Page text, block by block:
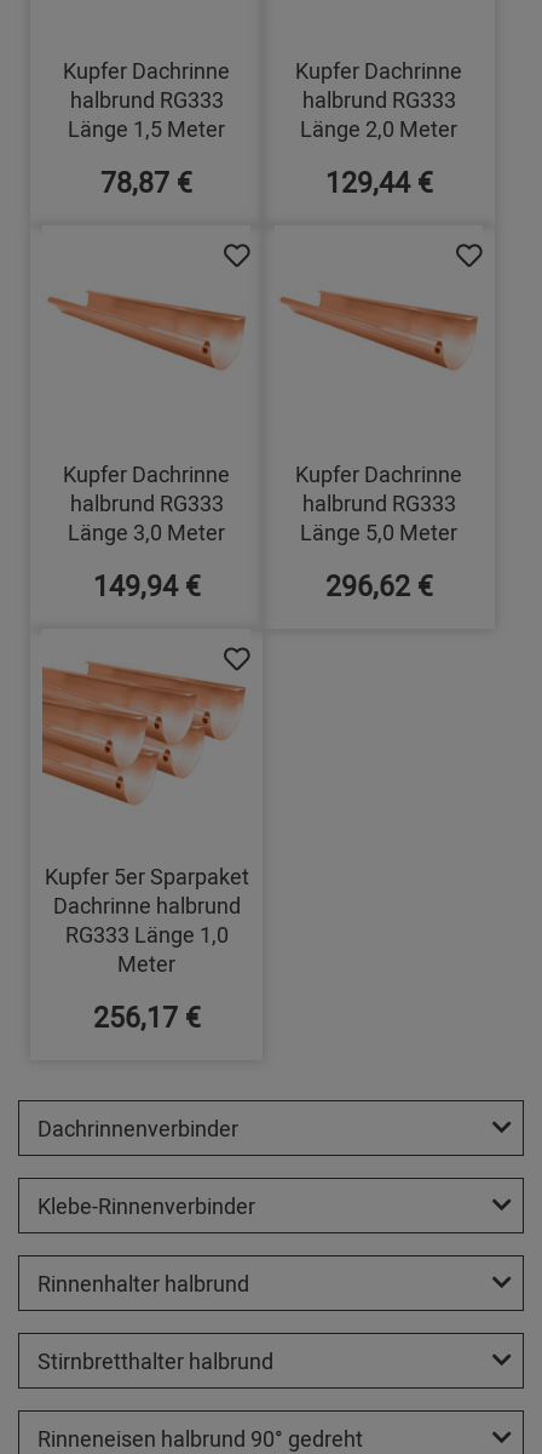
Kupfer Dachrinne
halbrund RG333
Länge 1,5 Meter
78,87 €
Kupfer Dachrinne
halbrund RG333
Länge 2,0 Meter
129,44 €
Kupfer Dachrinne
halbrund RG333
Länge 3,0 Meter
149,94 €
Kupfer Dachrinne
halbrund RG333
Länge 5,0 Meter
296,62 €
Kupfer 5er Sparpaket
Dachrinne halbrund
RG333 Länge 1,0
Meter
256,17 €
Dachrinnenverbinder
Klebe-Rinnenverbinder
Rinnenhalter halbrund
Stirnbretthalter halbrund
Rinneneisen halbrund 90° gedreht